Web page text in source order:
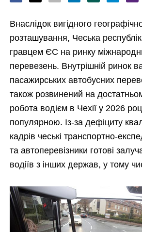
Внаслідок вигідного
розташування, Чеська
гравцем ЄС на ринку
перевезень. Внутрішній ринок
пасажирських автобусних
також розвинений на
робота водієм в Чехії у 2026
популярною. Із-за дефіциту
кадрів чеські транспортно-
та автоперевізники готові
водіїв з інших держав, у тому